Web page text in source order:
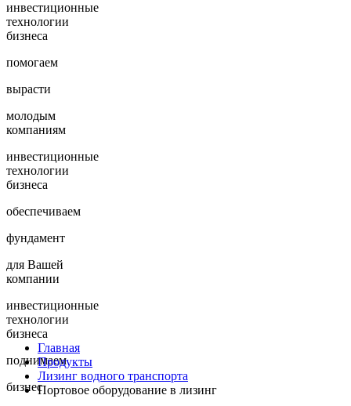
инвестиционные
технологии
бизнеса
помогаем
вырасти
молодым
компаниям
инвестиционные
технологии
бизнеса
обеспечиваем
фундамент
для Вашей
компании
инвестиционные
технологии
бизнеса
поднимаем
бизнес
Главная
Продукты
Лизинг водного транспорта
Портовое оборудование в лизинг